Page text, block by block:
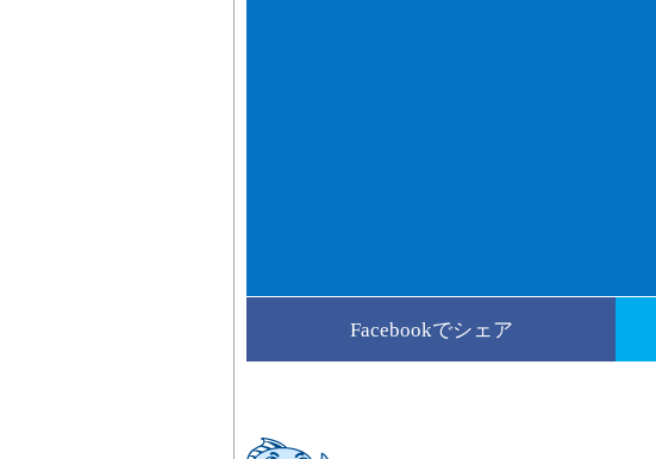
Facebookでシェア